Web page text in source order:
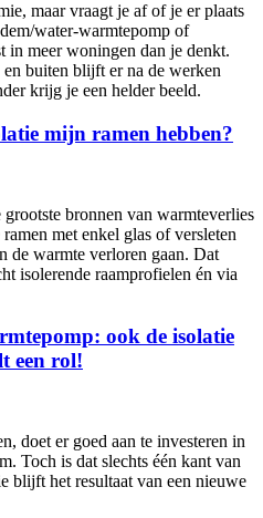
maar vraagt je af of je er plaats
water-warmtepomp of
in meer woningen dan je denkt.
buiten blijft er na de werken
krijg je een helder beeld.
mijn ramen hebben?
bronnen van warmteverlies
met enkel glas of versleten
de warmte verloren gaan. Dat
isolerende raamprofielen én via
ook de isolatie
een rol!
doet er goed aan te investeren in
Toch is dat slechts één kant van
blijft het resultaat van een nieuwe